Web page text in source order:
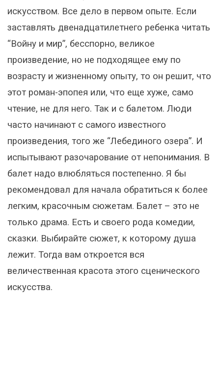
искусством. Все дело в первом опыте. Если
заставлять двенадцатилетнего ребенка читать
“Войну и мир”, бесспорно, великое
произведение, но не подходящее ему по
возрасту и жизненному опыту, то он решит, что
этот роман-эпопея или, что еще хуже, само
чтение, не для него. Так и с балетом. Люди
часто начинают с самого известного
произведения, того же “Лебединого озера”. И
испытывают разочарование от непонимания. В
балет надо влюбляться постепенно. Я бы
рекомендовал для начала обратиться к более
легким, красочным сюжетам. Балет – это не
только драма. Есть и своего рода комедии,
сказки. Выбирайте сюжет, к которому душа
лежит. Тогда вам откроется вся
величественная красота этого сценического
искусства.